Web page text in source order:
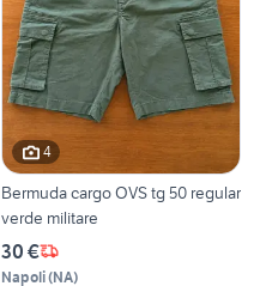
4
Bermuda cargo OVS tg 50 regular
verde militare
30 €
Napoli(NA)